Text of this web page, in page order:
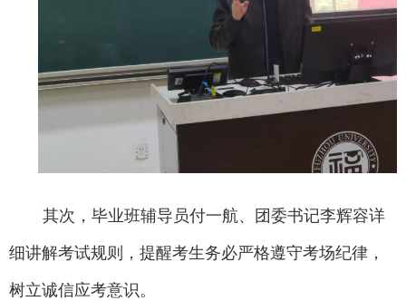
其次，毕业班辅导员付一航、团委书记李辉容详
细讲解考试规则，提醒考生务必严格遵守考场纪律，
树立诚信应考意识。